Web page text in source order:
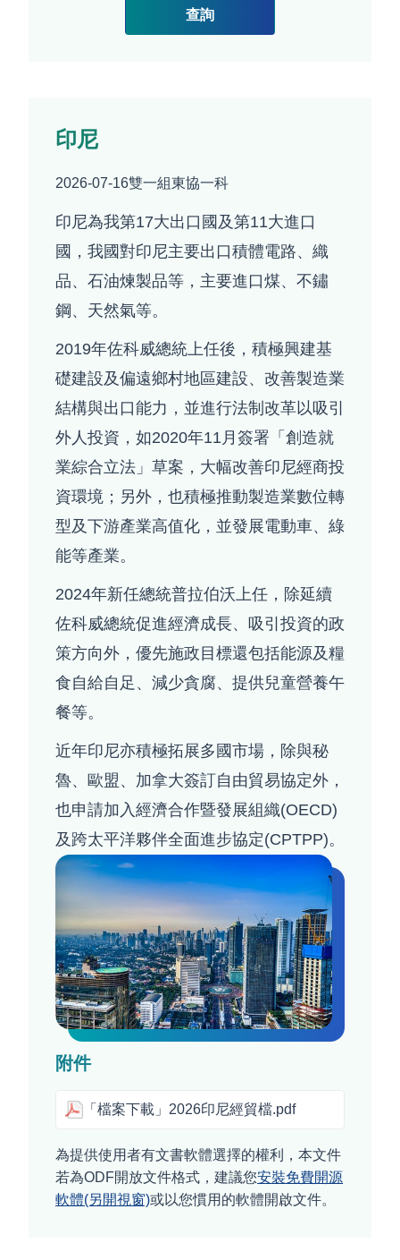
查詢
印尼
2026-07-16雙一組東協一科
印尼為我第17大出口國及第11大進口
國，我國對印尼主要出口積體電路、織
品、石油煉製品等，主要進口煤、不鏽
鋼、天然氣等。
2019年佐科威總統上任後，積極興建基
礎建設及偏遠鄉村地區建設、改善製造業
結構與出口能力，並進行法制改革以吸引
外人投資，如2020年11月簽署「創造就
業綜合立法」草案，大幅改善印尼經商投
資環境；另外，也積極推動製造業數位轉
型及下游產業高值化，並發展電動車、綠
能等產業。
2024年新任總統普拉伯沃上任，除延續
佐科威總統促進經濟成長、吸引投資的政
策方向外，優先施政目標還包括能源及糧
食自給自足、減少貪腐、提供兒童營養午
餐等。
近年印尼亦積極拓展多國市場，除與秘
魯、歐盟、加拿大簽訂自由貿易協定外，
也申請加入經濟合作暨發展組織(OECD)
及跨太平洋夥伴全面進步協定(CPTPP)。
附件
「檔案下載」2026印尼經貿檔.pdf
為提供使用者有文書軟體選擇的權利，本文件
若為ODF開放文件格式，建議您安裝免費開源
軟體(另開視窗)或以您慣用的軟體開啟文件。